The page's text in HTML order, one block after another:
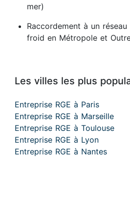
mer)
Raccordement à un
froid en Métropole et
Les villes les plus
Entreprise RGE à Paris
Entreprise RGE à Marseille
Entreprise RGE à Toulouse
Entreprise RGE à Lyon
Entreprise RGE à Nantes